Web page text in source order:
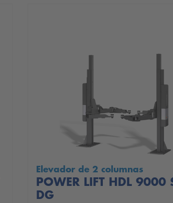
Elevador de 2 columnas
POWER LIFT HDL 9000
DG